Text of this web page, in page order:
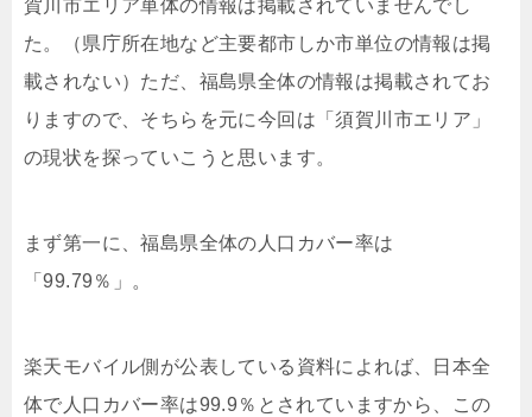
賀川市エリア単体の情報は掲載されていませんでし
た。（県庁所在地など主要都市しか市単位の情報は掲
載されない）ただ、福島県全体の情報は掲載されてお
りますので、そちらを元に今回は「須賀川市エリア」
の現状を探っていこうと思います。
まず第一に、福島県全体の人口カバー率は
「99.79％」。
楽天モバイル側が公表している資料によれば、日本全
体で人口カバー率は99.9％とされていますから、この